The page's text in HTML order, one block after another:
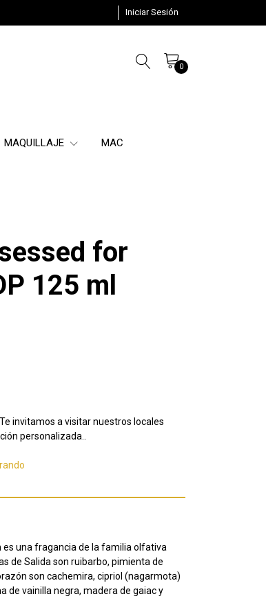
Iniciar Sesión
0
MAQUILLAJE MAC
for
125 ml
invitamos a visitar nuestros locales
personalizada..
es una fragancia de la familia olfativa
de Salida son ruibarbo, pimienta de
son cachemira, cipriol (nagarmota)
de vainilla negra, madera de gaiac y